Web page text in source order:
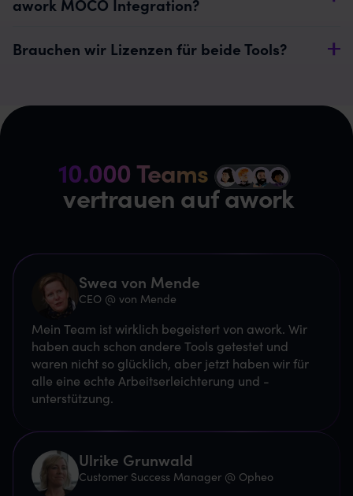
awork MOCO Integration?
Brauchen wir Lizenzen für beide Tools?
10.000 Teams z
vertrauen auf awork
Swea von Mende
CEO @ von Mende
Mein Team ist wirklich begeistert von awork. Wir
haben auch schon andere Tools getestet und
waren nicht so glücklich, aber jetzt haben wir für
alle eine echte Arbeitserleichterung und -
unterstützung.
Ulrike Grunwald
Customer Success Manager @ Opheo